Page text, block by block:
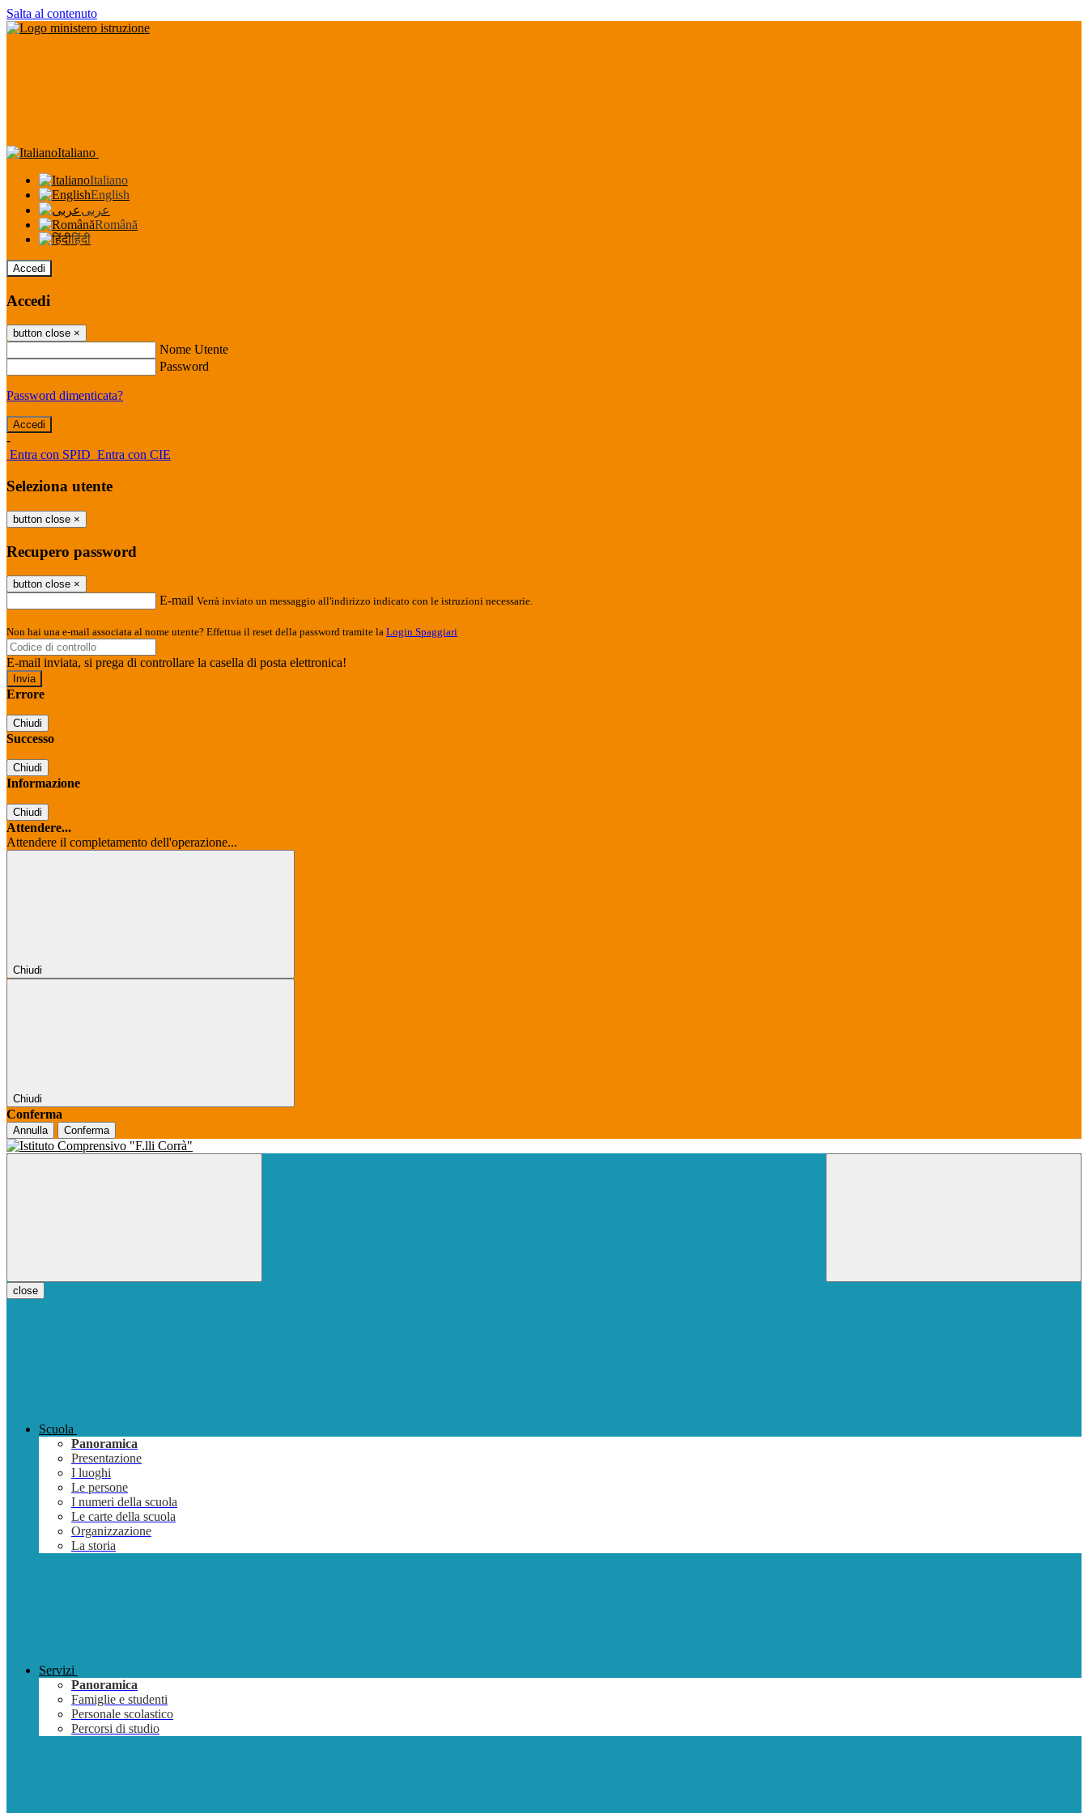
Salta al contenuto
Italiano
Italiano
English
عربى
Română
हिंदी
Accedi
Accedi
button close ×
Nome Utente
Password
Password dimenticata?
-
Entra con SPID Entra con CIE
Seleziona utente
button close ×
Recupero password
button close ×
E-mail Verrà inviato un messaggio all'indirizzo indicato con le istruzioni necessarie.
Non hai una e-mail associata al nome utente? Effettua il reset della password tramite la Login Spaggiari
E-mail inviata, si prega di controllare la casella di posta elettronica!
Errore
Chiudi
Successo
Chiudi
Informazione
Chiudi
Attendere...
Attendere il completamento dell'operazione...
Chiudi
Chiudi
Conferma
Annulla Conferma
close
Scuola
Panoramica
Presentazione
I luoghi
Le persone
I numeri della scuola
Le carte della scuola
Organizzazione
La storia
Servizi
Panoramica
Famiglie e studenti
Personale scolastico
Percorsi di studio